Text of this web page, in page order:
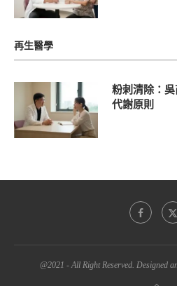
再生醫學
粉刺清除：
代謝原則
@2021 - All Right Reserved. Designed